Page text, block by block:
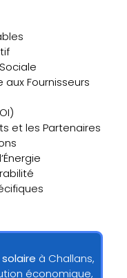
Fournisseurs
et les Partenaires
à Challans,
économique,